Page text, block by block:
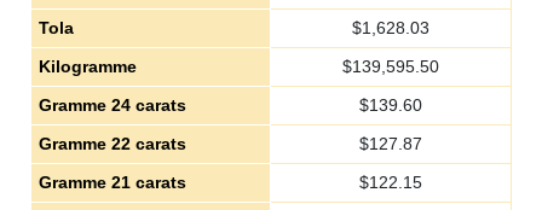
Tola
$1,628.03
Kilogramme
$139,595.50
Gramme 24 carats
$139.60
Gramme 22 carats
$127.87
Gramme 21 carats
$122.15